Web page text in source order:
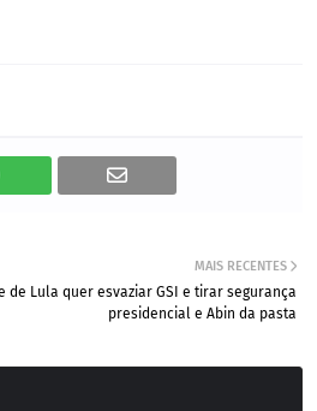
MAIS RECENTES
de Lula quer esvaziar GSI e tirar segurança
presidencial e Abin da pasta